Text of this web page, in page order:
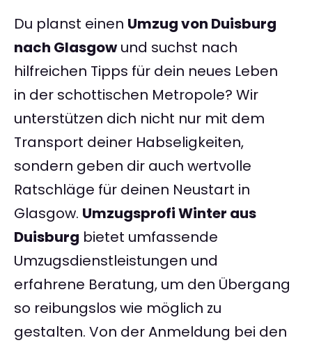
Du planst einen Umzug von Duisburg
nach Glasgowund suchst nach
hilfreichen Tipps für dein neues Leben
in der schottischen Metropole? Wir
unterstützen dich nicht nur mit dem
Transport deiner Habseligkeiten,
sondern geben dir auch wertvolle
Ratschläge für deinen Neustart in
Glasgow. Umzugsprofi Winter aus
Duisburg bietet umfassende
Umzugsdienstleistungen und
erfahrene Beratung, um den Übergang
so reibungslos wie möglich zu
gestalten. Von der Anmeldung bei den